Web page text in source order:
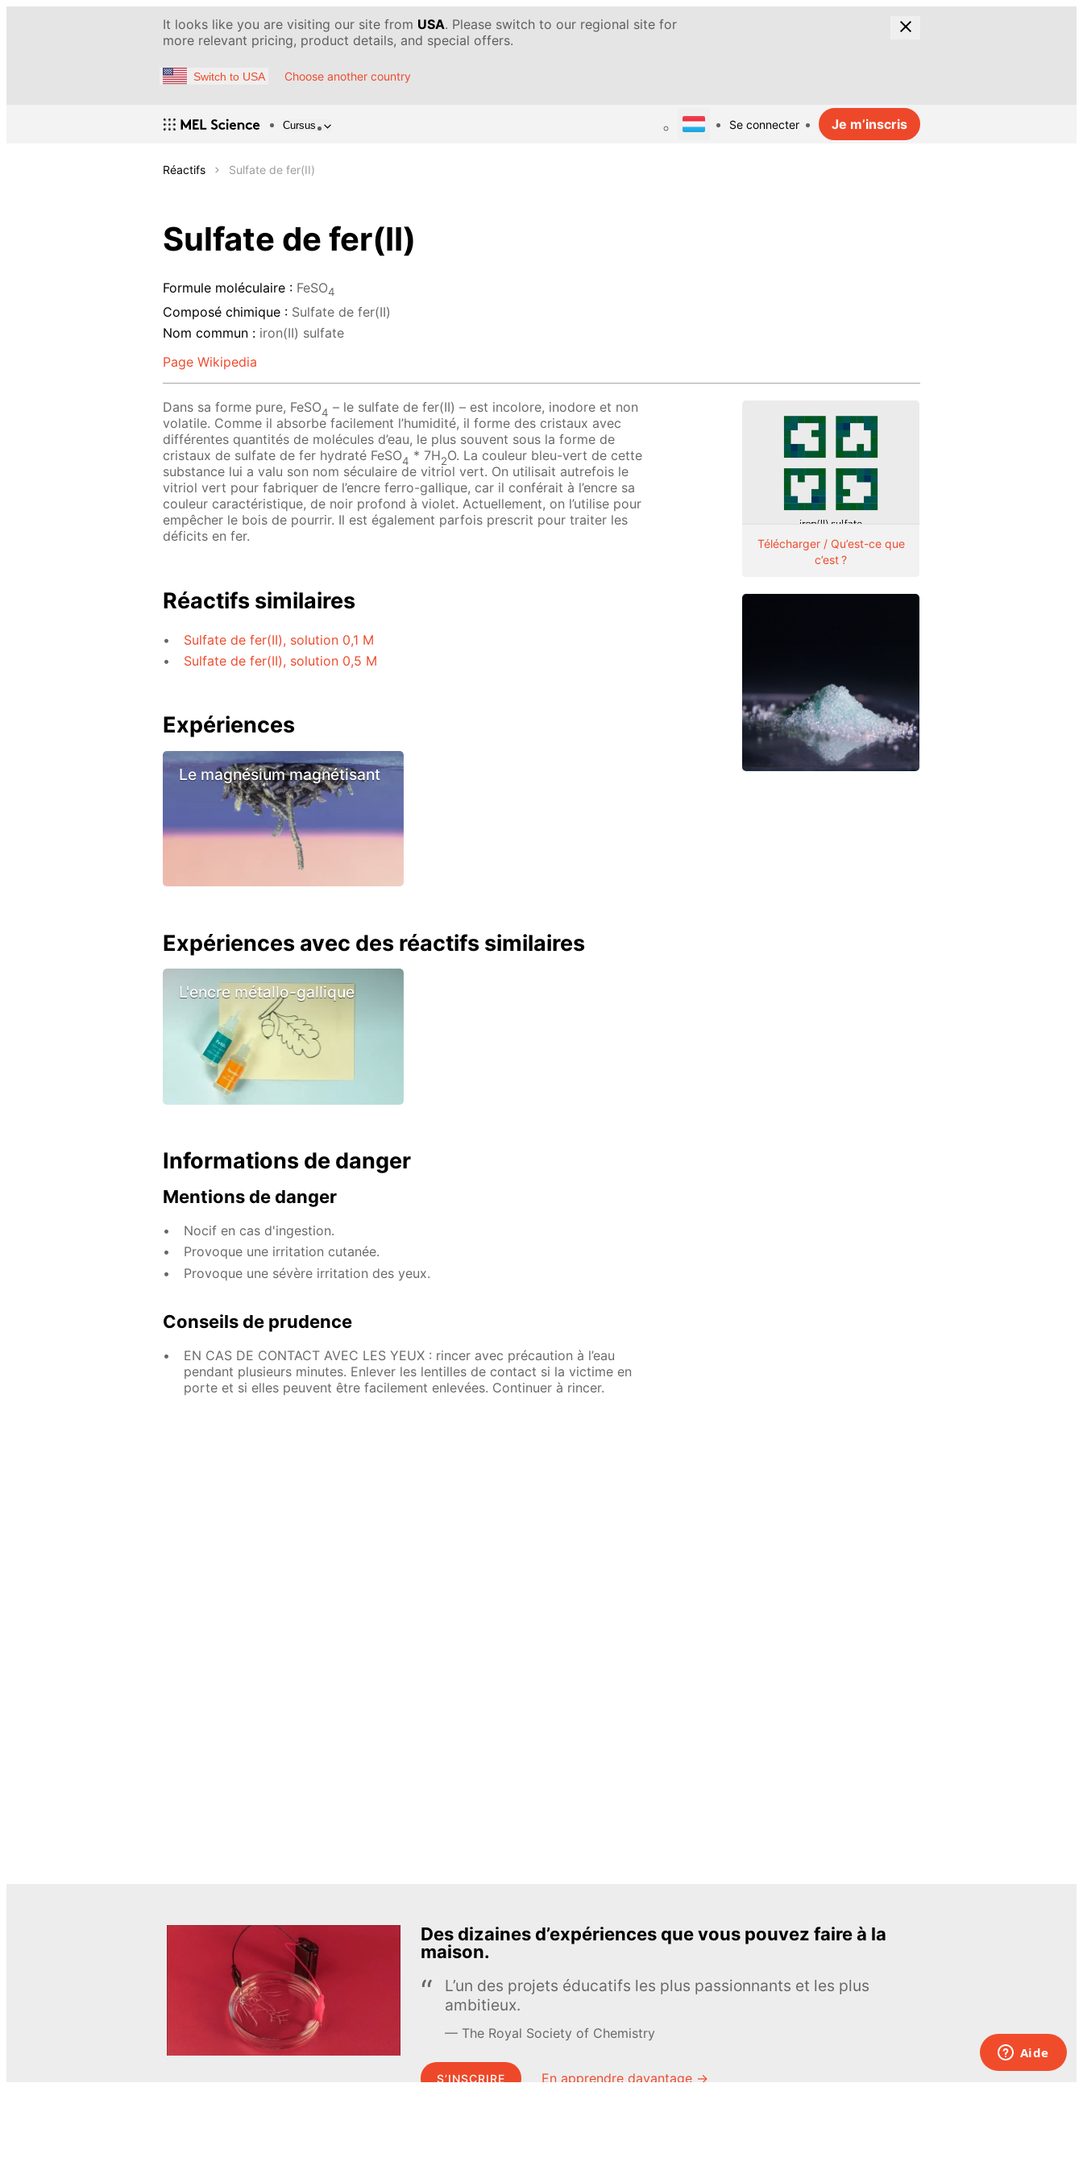
It looks like you are visiting our site from USA. Please switch to our regional site for
more relevant pricing, product details, and special offers.
Switch to USA Choose another country
Cursus Se connecter Je m’inscris
Réactifs Sulfate de fer(II)
Sulfate de fer(II)
Formule moléculaire : FeSO4
Composé chimique : Sulfate de fer(II)
Nom commun : iron(II) sulfate
Page Wikipedia
Dans sa forme pure, FeSO4 – le sulfate de fer(II) – est incolore, inodore et non
volatile. Comme il absorbe facilement l’humidité, il forme des cristaux avec
différentes quantités de molécules d’eau, le plus souvent sous la forme de
cristaux de sulfate de fer hydraté FeSO4 * 7H2O. La couleur bleu-vert de cette
substance lui a valu son nom séculaire de vitriol vert. On utilisait autrefois le
vitriol vert pour fabriquer de l’encre ferro-gallique, car il conférait à l’encre sa
couleur caractéristique, de noir profond à violet. Actuellement, on l’utilise pour
empêcher le bois de pourrir. Il est également parfois prescrit pour traiter les
déficits en fer.
Réactifs similaires
Sulfate de fer(II), solution 0,1 M
Sulfate de fer(II), solution 0,5 M
Expériences
Le magnésium magnétisant
Expériences avec des réactifs similaires
L'encre métallo-gallique
Informations de danger
Mentions de danger
Nocif en cas d'ingestion.
Provoque une irritation cutanée.
Provoque une sévère irritation des yeux.
Conseils de prudence
EN CAS DE CONTACT AVEC LES YEUX : rincer avec précaution à l’eau
pendant plusieurs minutes. Enlever les lentilles de contact si la victime en
porte et si elles peuvent être facilement enlevées. Continuer à rincer.
Télécharger / Qu’est-ce que
c’est ?
Des dizaines d’expériences que vous pouvez faire à la
maison.
L’un des projets éducatifs les plus passionnants et les plus
ambitieux.
The Royal Society of Chemistry
S’INSCRIRE En apprendre davantage →